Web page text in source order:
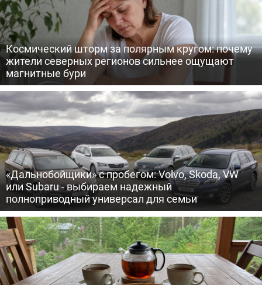
Космический шторм за полярным кругом: почему
жители северных регионов сильнее ощущают
магнитные бури
«Дальнобойщики» с пробегом: Volvo, Skoda, VW
или Subaru - выбираем надежный
полноприводный универсал для семьи